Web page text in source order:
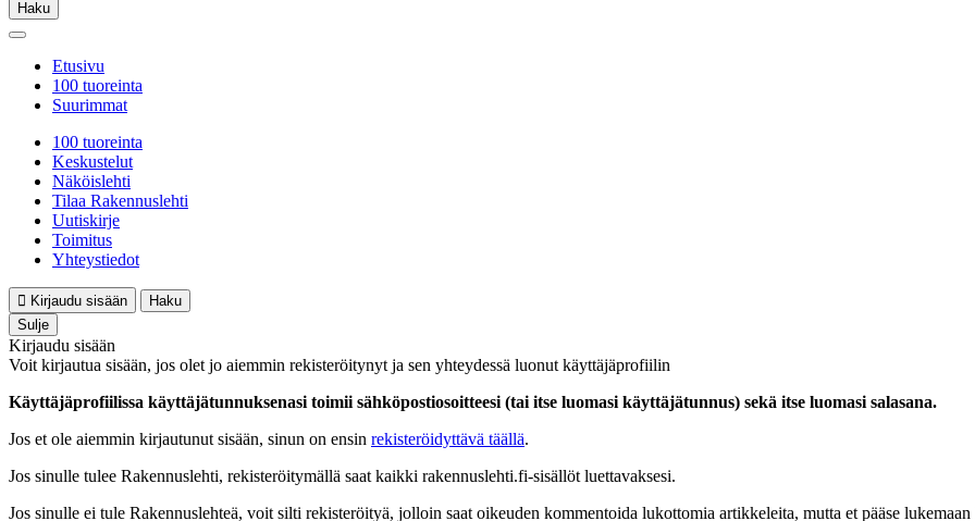
Haku
Etusivu
100 tuoreinta
Suurimmat
100 tuoreinta
Keskustelut
Näköislehti
Tilaa Rakennuslehti
Uutiskirje
Toimitus
Yhteystiedot
Kirjaudu sisään
Haku
Sulje
Kirjaudu sisään
Voit kirjautua sisään, jos olet jo aiemmin rekisteröitynyt ja sen yhteydessä luonut käyttäjäprofiilin
Käyttäjäprofiilissa käyttäjätunnuksenasi toimii sähköpostiosoitteesi (tai itse luomasi käyttäjätunnus) sekä itse luomasi salasana.
Jos et ole aiemmin kirjautunut sisään, sinun on ensin rekisteröidyttävä täällä.
Jos sinulle tulee Rakennuslehti, rekisteröitymällä saat kaikki rakennuslehti.fi-sisällöt luettavaksesi.
Jos sinulle ei tule Rakennuslehteä, voit silti rekisteröityä, jolloin saat oikeuden kommentoida lukottomia artikkeleita, mutta et pääse